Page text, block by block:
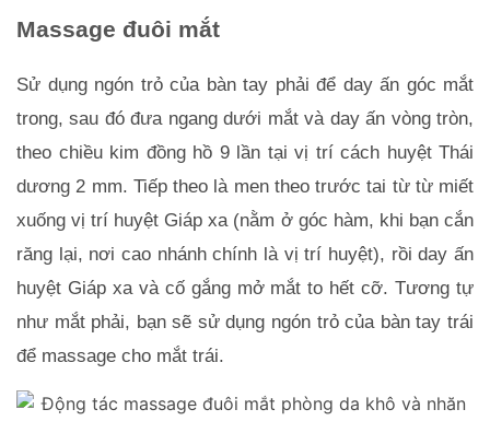
Massage đuôi mắt
Sử dụng ngón trỏ của bàn tay phải để day ấn góc mắt
trong, sau đó đưa ngang dưới mắt và day ấn vòng tròn,
theo chiều kim đồng hồ 9 lần tại vị trí cách huyệt Thái
dương 2 mm. Tiếp theo là men theo trước tai từ từ miết
xuống vị trí huyệt Giáp xa (nằm ở góc hàm, khi bạn cắn
răng lại, nơi cao nhánh chính là vị trí huyệt), rồi day ấn
huyệt Giáp xa và cố gắng mở mắt to hết cỡ. Tương tự
như mắt phải, bạn sẽ sử dụng ngón trỏ của bàn tay trái
để massage cho mắt trái.